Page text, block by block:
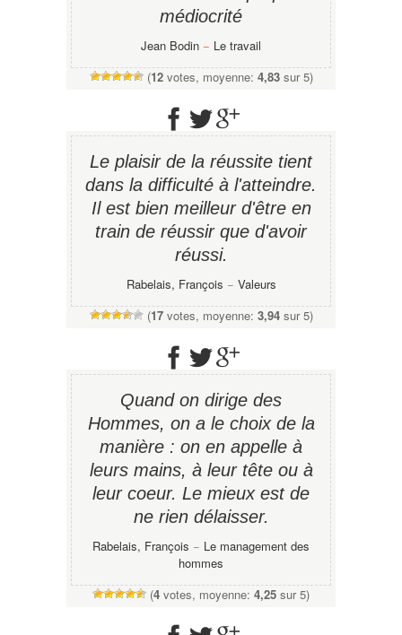
médiocrité
Jean Bodin − Le travail
(12votes, moyenne: 4,83sur 5)
Le plaisir de la réussite tient
dans la difficulté à l'atteindre.
Il est bien meilleur d'être en
train de réussir que d'avoir
réussi.
Rabelais, François − Valeurs
(17votes, moyenne: 3,94sur 5)
Quand on dirige des
Hommes, on a le choix de la
manière : on en appelle à
leurs mains, à leur tête ou à
leur coeur. Le mieux est de
ne rien délaisser.
Rabelais, François − Le management des
hommes
(4 votes, moyenne: 4,25 sur 5)